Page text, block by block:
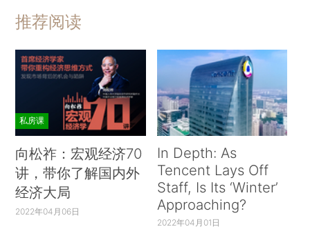
推荐阅读
私房课
向松祚：宏观经济70
讲，带你了解国内外
经济大局
2022年04月06日
In Depth: As
Tencent Lays Off
Staff, Is Its ‘Winter’
Approaching?
2022年04月01日